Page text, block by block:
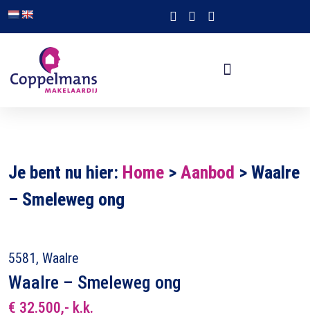
Je bent nu hier: Home > Aanbod > Waalre
– Smeleweg ong
5581, Waalre
Waalre – Smeleweg ong
€ 32.500,- k.k.